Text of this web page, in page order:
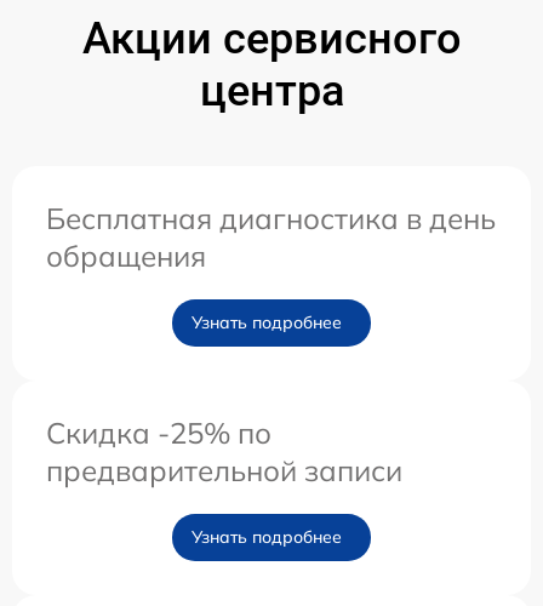
Акции сервисного
центра
Бесплатная диагностика в день
обращения
Узнать подробнее
Скидка -25% по
предварительной записи
Узнать подробнее